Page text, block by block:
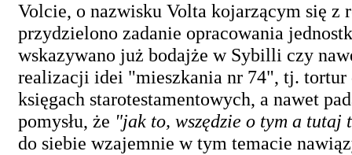
Volcie, o nazwisku Volta kojarzącym się z
przydzielono zadanie opracowania
wskazywano już bodajże w Sybilli czy
realizacji idei "mieszkania nr 74", tj. tortur
księgach starotestamentowych, a nawet
pomysłu, że "jak to, wszędzie o tym a tutaj
do siebie wzajemnie w tym temacie